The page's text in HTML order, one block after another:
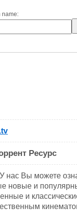
name:
Ресурс
нас Вы можете
новые и
и